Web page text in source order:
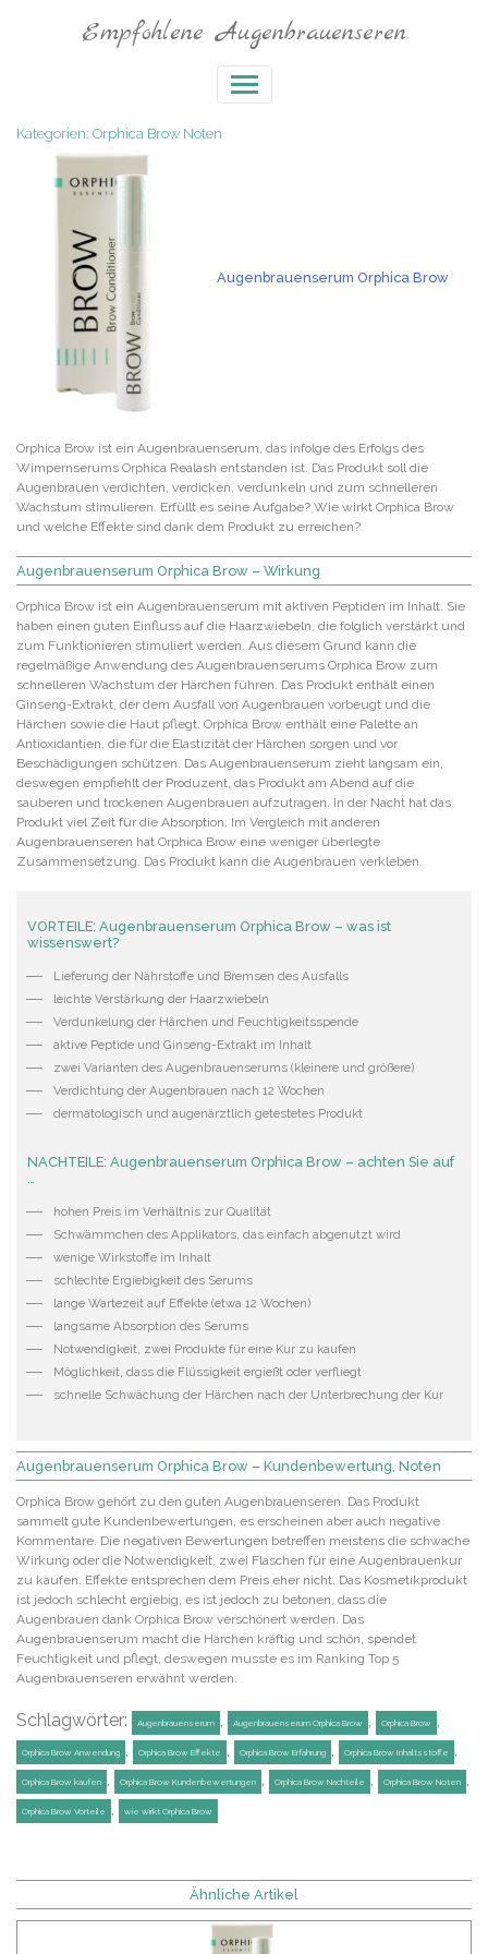
Empfohlene Augenbrauenseren
Kategorien: Orphica Brow Noten
Augenbrauenserum Orphica Brow
Orphica Brow ist ein Augenbrauenserum, das infolge des Erfolgs des
Wimpernserums Orphica Realash entstanden ist. Das Produkt soll die
Augenbrauen verdichten, verdicken, verdunkeln und zum schnelleren
Wachstum stimulieren. Erfüllt es seine Aufgabe? Wie wirkt Orphica Brow
und welche Effekte sind dank dem Produkt zu erreichen?
Augenbrauenserum Orphica Brow – Wirkung
Orphica Brow ist ein Augenbrauenserum mit aktiven Peptiden im Inhalt. Sie
haben einen guten Einfluss auf die Haarzwiebeln, die folglich verstärkt und
zum Funktionieren stimuliert werden. Aus diesem Grund kann die
regelmäßige Anwendung des Augenbrauenserums Orphica Brow zum
schnelleren Wachstum der Härchen führen. Das Produkt enthält einen
Ginseng-Extrakt, der dem Ausfall von Augenbrauen vorbeugt und die
Härchen sowie die Haut pflegt. Orphica Brow enthält eine Palette an
Antioxidantien, die für die Elastizität der Härchen sorgen und vor
Beschädigungen schützen. Das Augenbrauenserum zieht langsam ein,
deswegen empfiehlt der Produzent, das Produkt am Abend auf die
sauberen und trockenen Augenbrauen aufzutragen. In der Nacht hat das
Produkt viel Zeit für die Absorption. Im Vergleich mit anderen
Augenbrauenseren hat Orphica Brow eine weniger überlegte
Zusammensetzung. Das Produkt kann die Augenbrauen verkleben.
VORTEILE: Augenbrauenserum Orphica Brow – was ist
wissenswert?
Lieferung der Nährstoffe und Bremsen des Ausfalls
leichte Verstärkung der Haarzwiebeln
Verdunkelung der Härchen und Feuchtigkeitsspende
aktive Peptide und Ginseng-Extrakt im Inhalt
zwei Varianten des Augenbrauenserums (kleinere und größere)
Verdichtung der Augenbrauen nach 12 Wochen
dermatologisch und augenärztlich getestetes Produkt
NACHTEILE: Augenbrauenserum Orphica Brow – achten Sie auf
…
hohen Preis im Verhältnis zur Qualität
Schwämmchen des Applikators, das einfach abgenutzt wird
wenige Wirkstoffe im Inhalt
schlechte Ergiebigkeit des Serums
lange Wartezeit auf Effekte (etwa 12 Wochen)
langsame Absorption des Serums
Notwendigkeit, zwei Produkte für eine Kur zu kaufen
Möglichkeit, dass die Flüssigkeit ergießt oder verfliegt
schnelle Schwächung der Härchen nach der Unterbrechung der Kur
Augenbrauenserum Orphica Brow – Kundenbewertung, Noten
Orphica Brow gehört zu den guten Augenbrauenseren. Das Produkt
sammelt gute Kundenbewertungen, es erscheinen aber auch negative
Kommentare. Die negativen Bewertungen betreffen meistens die schwache
Wirkung oder die Notwendigkeit, zwei Flaschen für eine Augenbrauenkur
zu kaufen. Effekte entsprechen dem Preis eher nicht. Das Kosmetikprodukt
ist jedoch schlecht ergiebig, es ist jedoch zu betonen, dass die
Augenbrauen dank Orphica Brow verschönert werden. Das
Augenbrauenserum macht die Härchen kräftig und schön, spendet
Feuchtigkeit und pflegt, deswegen musste es im Ranking Top 5
Augenbrauenseren erwähnt werden.
Schlagwörter: Augenbrauenserum , Augenbrauenserum Orphica Brow , Orphica Brow ,
Orphica Brow Anwendung , Orphica Brow Effekte , Orphica Brow Erfahrung , Orphica Brow Inhaltsstoffe ,
Orphica Brow kaufen , Orphica Brow Kundenbewertungen , Orphica Brow Nachteile , Orphica Brow Noten ,
Orphica Brow Vorteile , wie wirkt Orphica Brow
Ähnliche Artikel